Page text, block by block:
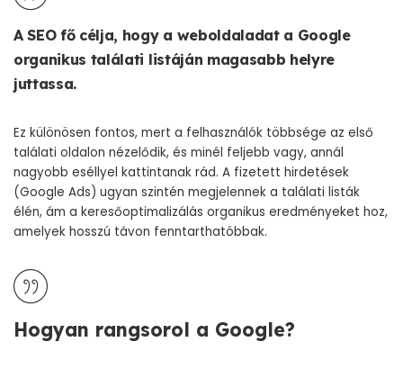
A SEO fő célja, hogy a weboldaladat a Google
organikus találati listáján magasabb helyre
juttassa.
Ez különösen fontos, mert a felhasználók többsége az első
találati oldalon nézelődik, és minél feljebb vagy, annál
nagyobb eséllyel kattintanak rád. A fizetett hirdetések
(Google Ads) ugyan szintén megjelennek a találati listák
élén, ám a keresőoptimalizálás organikus eredményeket hoz,
amelyek hosszú távon fenntarthatóbbak.
Hogyan rangsorol a Google?